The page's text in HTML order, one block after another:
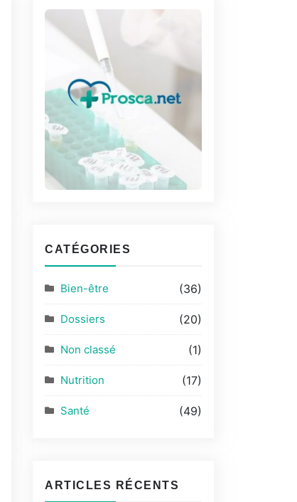
CATÉGORIES
Bien-être (36)
Dossiers (20)
Non classé (1)
Nutrition (17)
Santé (49)
ARTICLES RÉCENTS